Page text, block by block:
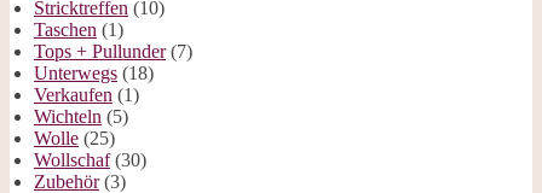
Stricktreffen (10)
Taschen (1)
Tops + Pullunder(7)
Unterwegs (18)
Verkaufen (1)
Wichteln (5)
Wolle (25)
Wollschaf(30)
Zubehör(3)